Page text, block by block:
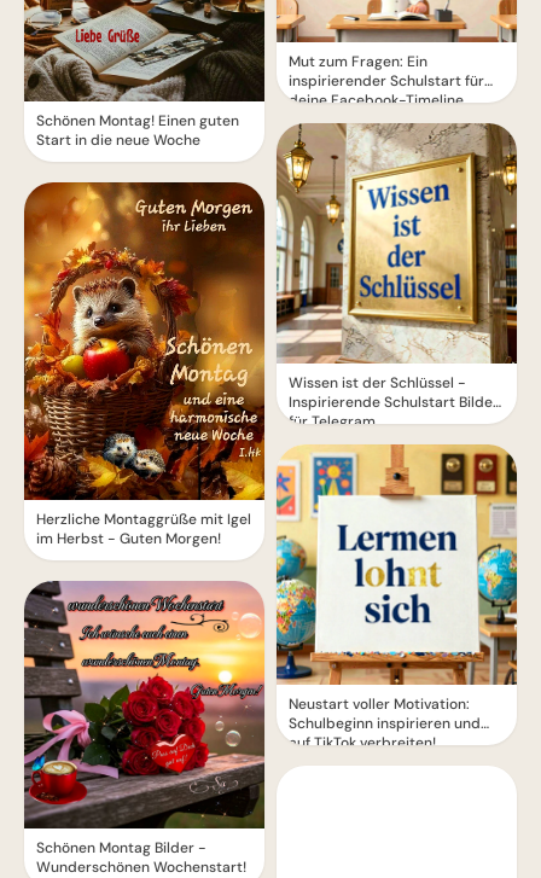
Schönen Montag! Einen guten
Start in die neue Woche
Herzliche Montaggrüße mit Igel
im Herbst - Guten Morgen!
Schönen Montag Bilder -
Wunderschönen Wochenstart!
Mut zum Fragen: Ein
inspirierender Schulstart für
deine Facebook-Timeline
Wissen ist der Schlüssel -
Inspirierende Schulstart Bilder
für Telegram
Neustart voller Motivation:
Schulbeginn inspirieren und
auf TikTok verbreiten!